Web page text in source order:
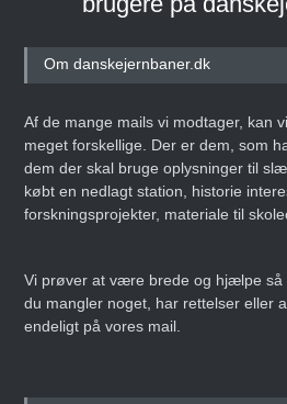
ARTIKEL
fejrer 50-
ARTIKEL
Om danskejernbaner.dk
Af de mange mails vi modtager, kan
meget forskellige. Der er dem, som
dem der skal bruge oplysninger til
købt en nedlagt station, historie
forskningsprojekter, materiale til
Vi prøver at være brede og hjælpe så
du mangler noget, har rettelser eller
endeligt på vores mail.